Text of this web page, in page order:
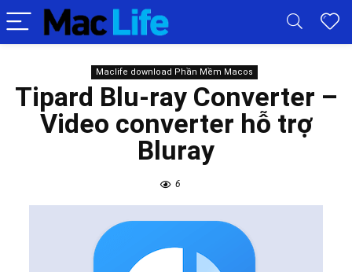
Maclife download Phần Mềm Macos
Tipard Blu-ray Converter –
Video converter hỗ trợ
Bluray
6